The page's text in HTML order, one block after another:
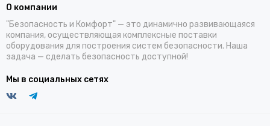
О компании
"Безопасность и Комфорт" — это динамично развивающаяся
компания, осуществляющая комплексные поставки
оборудования для построения систем безопасности. Наша
задача — сделать безопасность доступной!
Мы в социальных сетях